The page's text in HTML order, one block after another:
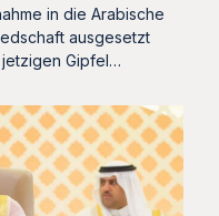
in die Arabische
ausgesetzt
Gipfel…